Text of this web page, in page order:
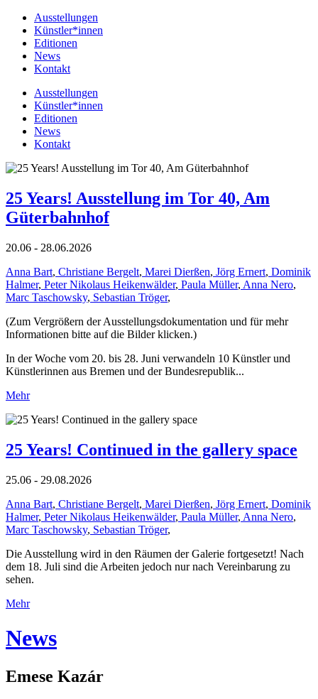
Ausstellungen
Künstler*innen
Editionen
News
Kontakt
Ausstellungen
Künstler*innen
Editionen
News
Kontakt
25 Years! Ausstellung im Tor 40, Am
Güterbahnhof
20.06 - 28.06.2026
Anna Bart, Christiane Bergelt, Marei Dierßen, Jörg Ernert, Dominik
Halmer, Peter Nikolaus Heikenwälder, Paula Müller, Anna Nero,
Marc Taschowsky, Sebastian Tröger,
(Zum Vergrößern der Ausstellungsdokumentation und für mehr
Informationen bitte auf die Bilder klicken.)
In der Woche vom 20. bis 28. Juni verwandeln 10 Künstler und
Künstlerinnen aus Bremen und der Bundesrepublik...
Mehr
25 Years! Continued in the gallery space
25.06 - 29.08.2026
Anna Bart, Christiane Bergelt, Marei Dierßen, Jörg Ernert, Dominik
Halmer, Peter Nikolaus Heikenwälder, Paula Müller, Anna Nero,
Marc Taschowsky, Sebastian Tröger,
Die Ausstellung wird in den Räumen der Galerie fortgesetzt! Nach
dem 18. Juli sind die Arbeiten jedoch nur nach Vereinbarung zu
sehen.
Mehr
News
Emese Kazár